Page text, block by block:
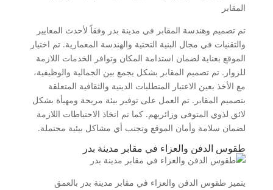
المقابر
تم تصميم وهندسة المقابر في مدينة بدر وفقاً لأحدث المعايير
والتقنيات في مجال البنية التحتية والهندسة المعمارية. تم اختيار
الموقع بعناية لضمان استدامة المكان وتوافر الخدمات اللازمة
للزوار. تم تصميم المقابر بشكل يجمع بين الجمالية والوظيفية،
مع الأخذ بعين الاعتبار المتطلبات الدينية والثقافية المتعلقة
بتصميم المقابر. تم العمل على توفير بيئة مريحة ومهيأة بشكل
لائق لذوي المتوفى وزائريهم. كما تم اتخاذ الاحتياطات اللازمة
لضمان سلامة وأمان الموقع وتجنب أي مشاكل بيئية محتملة.
طقوس الدفن والعزاء في مقابر مدينة بدر
يتميز طقوس الدفن والعزاء في مقابر مدينة بدر بالعمق